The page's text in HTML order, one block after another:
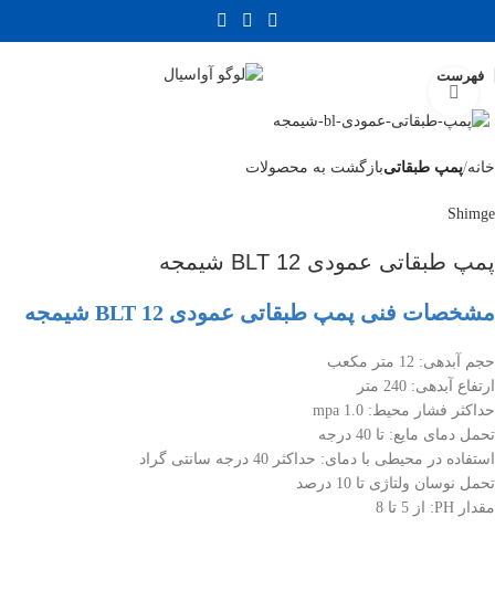
فهرست
خانه پمپ طبقاتیبازگشت به محصولات
Shimge
پمپ طبقاتی عمودی BLT 12 شیمجه
مشخصات فنی پمپ طبقاتی عمودی BLT 12 شیمجه
حجم آبدهی: 12 متر مکعب
ارتفاع آبدهی: 240 متر
حداکثر فشار محیط: 1.0 mpa
تحمل دمای مایع: تا 40 درجه
استفاده در محیطی با دمای: حداکثر 40 درجه سانتی گراد
تحمل نوسان ولتاژی تا 10 درصد
مقدار PH: از 5 تا 8